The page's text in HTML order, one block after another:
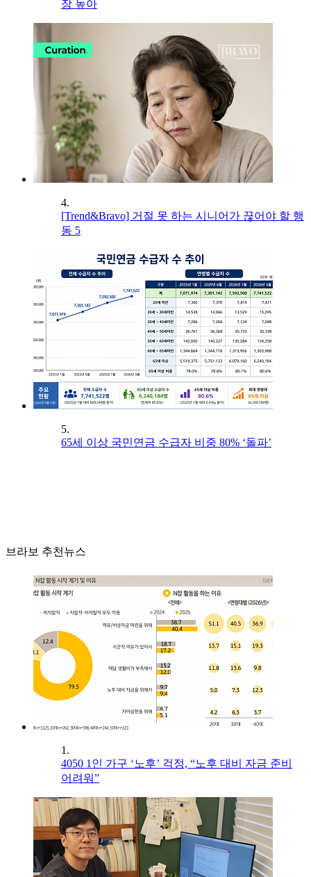
장 높아
4.
[Trend&Bravo] 거절 못 하는 시니어가 끊어야 할 행
동 5
5.
65세 이상 국민연금 수급자 비중 80% ‘돌파’
브라보 추천뉴스
1.
4050 1인 가구 ‘노후’ 걱정, “노후 대비 자금 준비
어려워”